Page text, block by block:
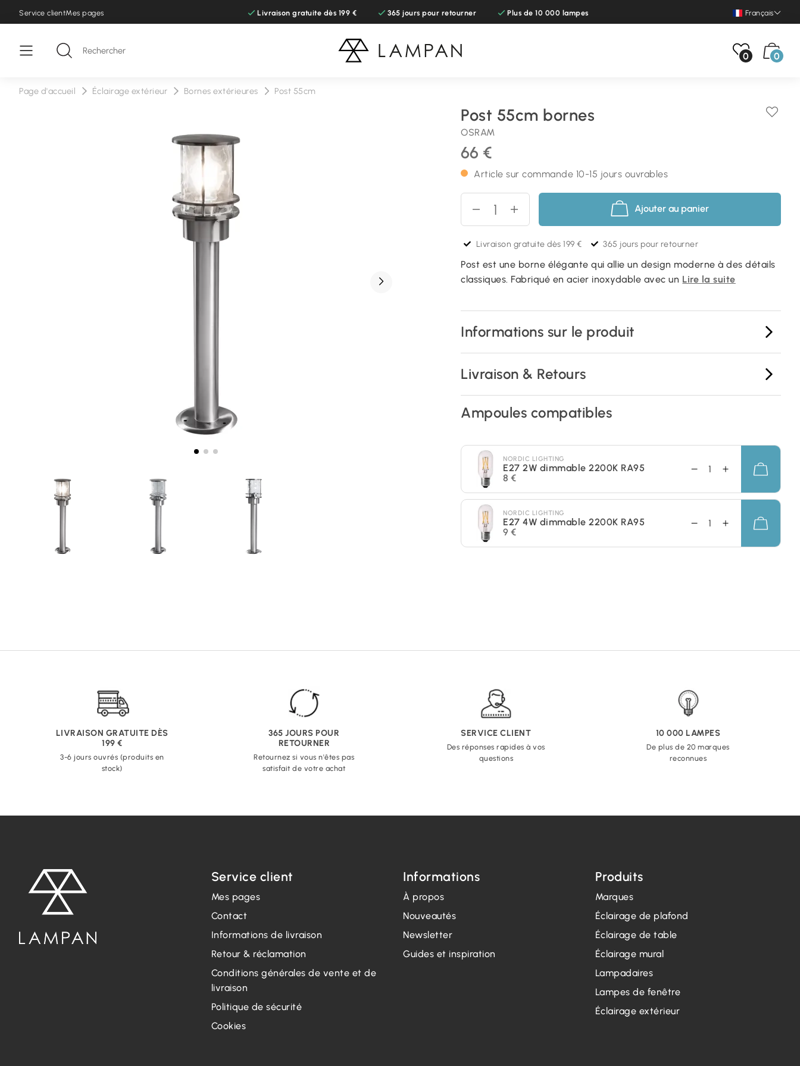
Service clientMes pages Livraison gratuite dès 199 € 365 jours pour retourner Plus de 10 000 lampes Français
0 0
Page d'accueil Éclairage extérieur Bornes extérieures Post 55cm
Post 55cm bornes
OSRAM
66 €
Article sur commande 10-15 jours ouvrables
Ajouter au panier
Livraison gratuite dès 199 € 365 jours pour retourner
Post est une borne élégante qui allie un design moderne à des détails
classiques. Fabriqué en acier inoxydable avec un Lire la suite
Informations sur le produit
Livraison & Retours
Ampoules compatibles
NORDIC LIGHTING
E27 2W dimmable 2200K RA95
8 €
NORDIC LIGHTING
E27 4W dimmable 2200K RA95
9 €
LIVRAISON GRATUITE DÈS
199 €
3-6 jours ouvrés (produits en
stock)
365 JOURS POUR
RETOURNER
Retournez si vous n'êtes pas
satisfait de votre achat
SERVICE CLIENT
Des réponses rapides à vos
questions
10 000 LAMPES
De plus de 20 marques
reconnues
Service client
Mes pages
Contact
Informations de livraison
Retour & réclamation
Conditions générales de vente et de
livraison
Politique de sécurité
Cookies
Informations
À propos
Nouveautés
Newsletter
Guides et inspiration
Produits
Marques
Éclairage de plafond
Éclairage de table
Éclairage mural
Lampadaires
Lampes de fenêtre
Éclairage extérieur